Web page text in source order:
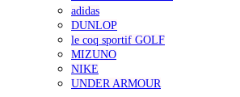
adidas
DUNLOP
le coq sportif GOLF
MIZUNO
NIKE
UNDER ARMOUR